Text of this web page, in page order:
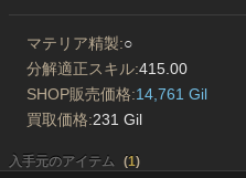
マテリア精製:○
分解適正スキル:415.00
SHOP販売価格:14,761 Gil
買取価格:231 Gil
入手元のアイテム (1)